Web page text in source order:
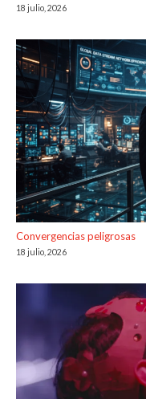
18 julio, 2026
Convergencias peligrosas
18 julio, 2026